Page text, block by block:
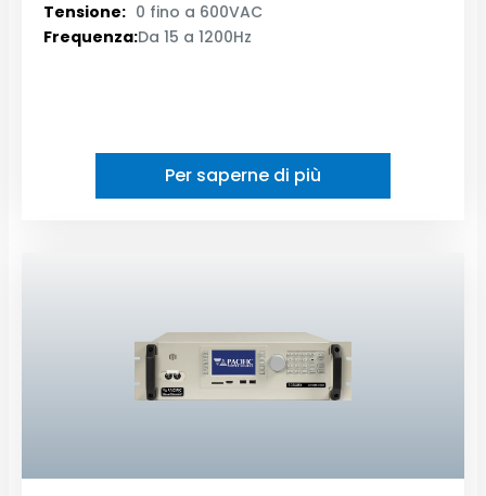
Tensione: 0 fino a 600VAC
Frequenza:Da 15 a 1200Hz
Per saperne di più